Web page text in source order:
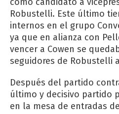
Robustelli. Este último
internos en el grupo
ya que en alianza con
vencer a Cowen se
seguidores de Robustelli
Después del partido
último y decisivo partido
en la mesa de entradas